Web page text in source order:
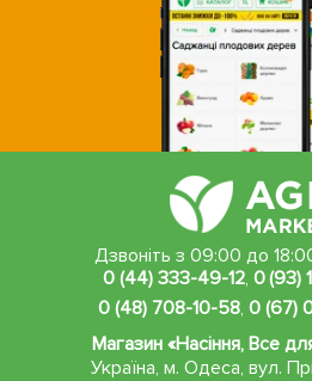
Дзвоніть з 09:00 до
0 (44) 333-49-12, 0 (93)
0 (48) 708-10-58, 0 (67)
Магазин «Насіння, Все
Україна, м. Одеса,вул.